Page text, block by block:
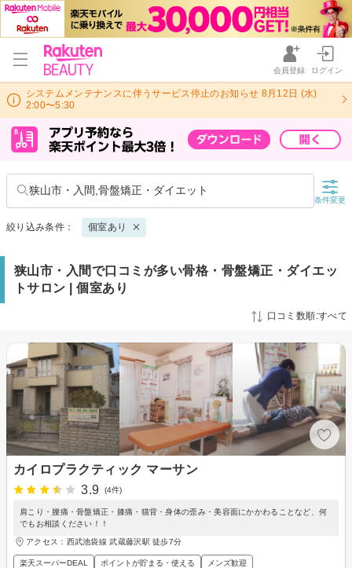
会員登録 ログイン
システムメンテナンスに伴うサービス停止のお知らせ 8月12日 (水)
2:00〜5:30
狭山市・入間,骨盤矯正・ダイエット
条件変更
絞り込み条件： 個室あり
狭山市・入間で口コミが多い骨格・骨盤矯正・ダイエッ
トサロン | 個室あり
口コミ数順:すべて
カイロプラクティック マーサン
3.9
(4件)
肩こり・腰痛・骨盤矯正・膝痛・猫背・身体の歪み・美容面にかかわることなど、何
でもお相談ください！！
アクセス：西武池袋線 武蔵藤沢駅 徒歩7分
楽天スーパーDEAL ポイントが貯まる・使える メンズ歓迎